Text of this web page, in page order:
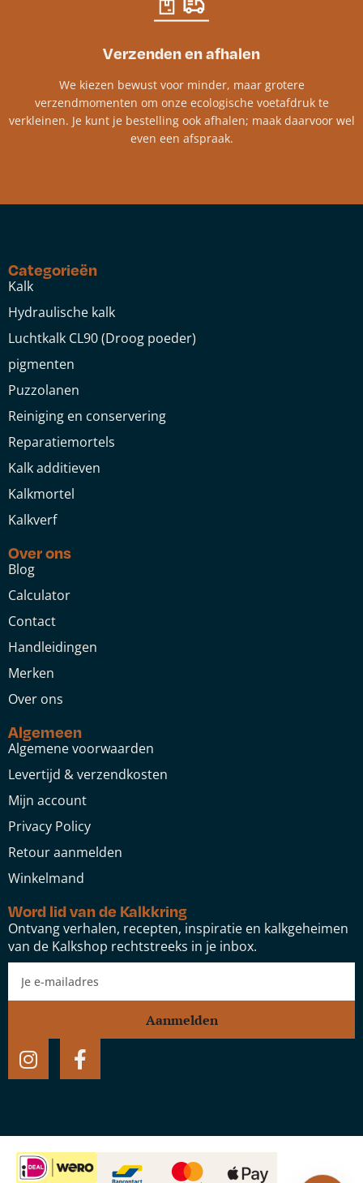
Verzenden en afhalen
We kiezen bewust voor minder, maar grotere
verzendmomenten om onze ecologische voetafdruk te
verkleinen. Je kunt je bestelling ook afhalen; maak daarvoor wel
even een afspraak.
Categorieën
Kalk
Hydraulische kalk
Luchtkalk CL90 (Droog poeder)
pigmenten
Puzzolanen
Reiniging en conservering
Reparatiemortels
Kalk additieven
Kalkmortel
Kalkverf
Over ons
Blog
Calculator
Contact
Handleidingen
Merken
Over ons
Algemeen
Algemene voorwaarden
Levertijd & verzendkosten
Mijn account
Privacy Policy
Retour aanmelden
Winkelmand
Word lid van de Kalkkring
Ontvang verhalen, recepten, inspiratie en kalkgeheimen
van de Kalkshop rechtstreeks in je inbox.
Aanmelden